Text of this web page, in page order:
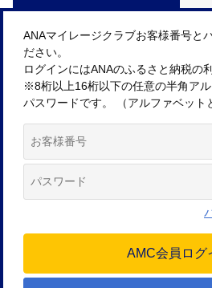
ANAマイレージクラブお客様番号と
ださい。
ログインにはANAのふるさと納税の
※8桁以上16桁以下の任意の半角ア
パスワードです。 （アルファベット